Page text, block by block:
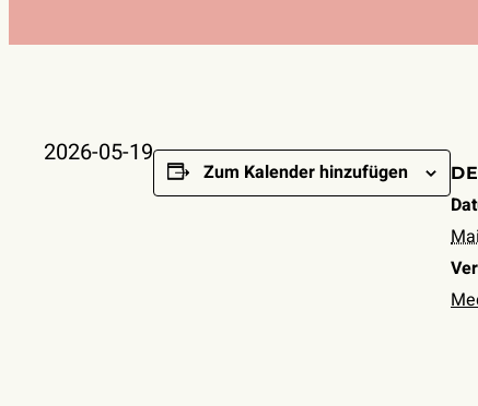
2026-05-19
Zum Kalender hinzufügen